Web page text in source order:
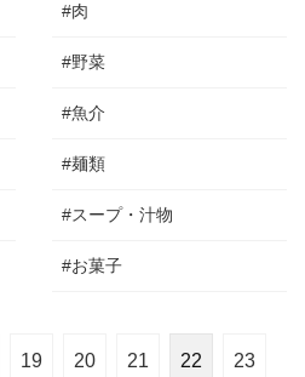
#肉
#野菜
#魚介
#麺類
#スープ・汁物
#お菓子
19 20 21 22 23